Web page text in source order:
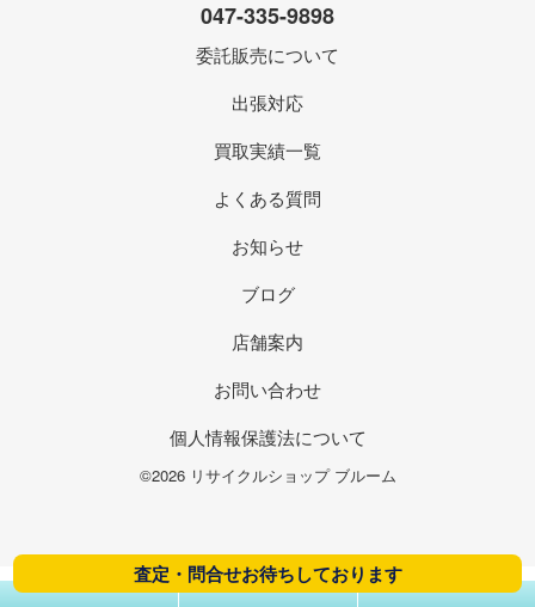
047-335-9898
委託販売について
出張対応
買取実績一覧
よくある質問
お知らせ
ブログ
店舗案内
お問い合わせ
個人情報保護法について
©2026 リサイクルショップ ブルーム
査定・問合せお待ちしております